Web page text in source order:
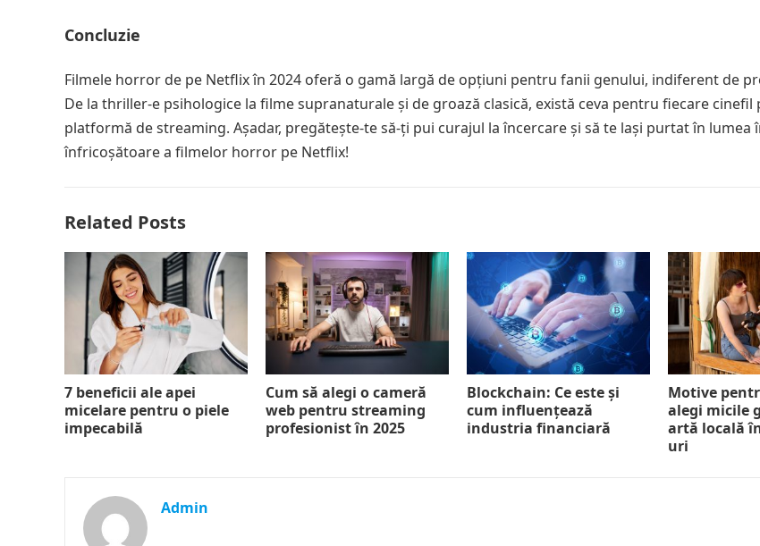
Concluzie
Filmele horror de pe Netflix în 2024 oferă o gamă largă de opțiuni pentru fanii genului, indiferent de
De la thriller-e psihologice la filme supranaturale și de groază clasică, există ceva pentru fiecare cinefil
platformă de streaming. Așadar, pregătește-te să-ți pui curajul la încercare și să te lași purtat în lumea
înfricoșătoare a filmelor horror pe Netflix!
Related Posts
7 beneficii ale apei
micelare pentru o piele
impecabilă
Cum să alegi o cameră
web pentru streaming
profesionist în 2025
Blockchain: Ce este și
cum influențează
industria financiară
Motive
alegi micile
artă locală
uri
Admin